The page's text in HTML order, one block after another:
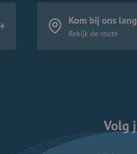
Kom bij ons
Bekijk de route
Volg